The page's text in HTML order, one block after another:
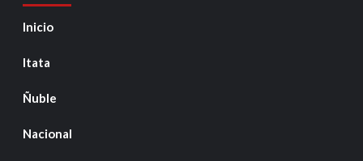
Inicio
Itata
Ñuble
Nacional